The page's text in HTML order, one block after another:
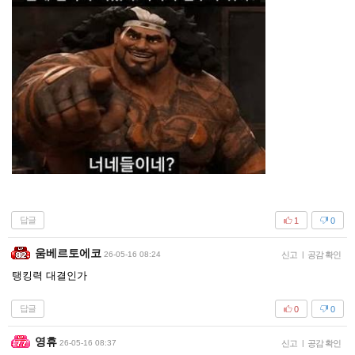
답글 0
1
움베르토에코 26-05-16 08:24 신고 | 공감 확인
탱킹력 대결인가
답글 0
0
영휴 26-05-16 08:37 신고 | 공감 확인